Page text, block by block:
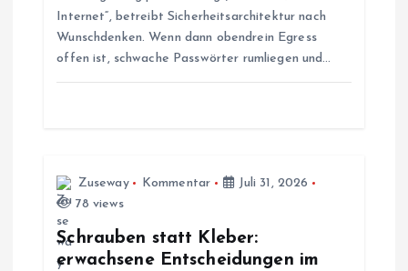
Internet“, betreibt Sicherheitsarchitektur nach
Wunschdenken. Wenn dann obendrein Egress
offen ist, schwache Passwörter rumliegen und…
Zuseway Kommentar
Juli 31, 2026
78 views
Schrauben statt Kleber:
erwachsene Entscheidungen im